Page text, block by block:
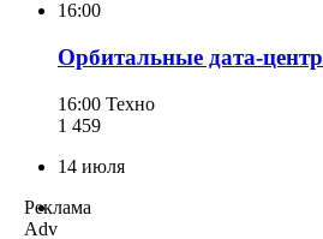
16:00
Орбитальные дата-
16:00 Техно
1 459
14 июля
Реклама
Adv